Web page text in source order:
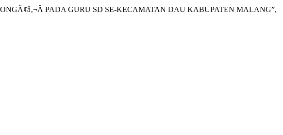
PADA GURU SD SE-KECAMATAN DAU KABUPATEN MALANG”,